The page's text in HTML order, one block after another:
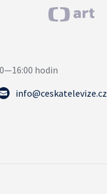
info@ceskatelevize.cz